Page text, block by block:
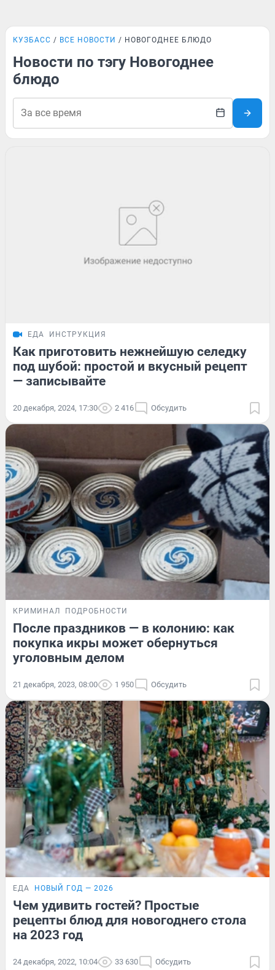
КУЗБАСС ВСЕ НОВОСТИ НОВОГОДНЕЕ БЛЮДО
Новости по тэгу Новогоднее
блюдо
ЕДА ИНСТРУКЦИЯ
Как приготовить нежнейшую селедку
под шубой: простой и вкусный рецепт
— записывайте
20 декабря, 2024, 17:30 2 416 Обсудить
КРИМИНАЛ ПОДРОБНОСТИ
После праздников — в колонию: как
покупка икры может обернуться
уголовным делом
21 декабря, 2023, 08:00 1 950 Обсудить
ЕДА НОВЫЙ ГОД — 2026
Чем удивить гостей? Простые
рецепты блюд для новогоднего стола
на 2023 год
24 декабря, 2022, 10:04 33 630 Обсудить